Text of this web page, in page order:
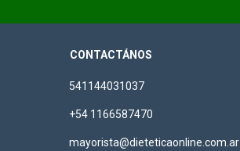
CONTACTÁNOS
541144031037
+54 1166587470
mayorista@dieteticaonline.com.ar